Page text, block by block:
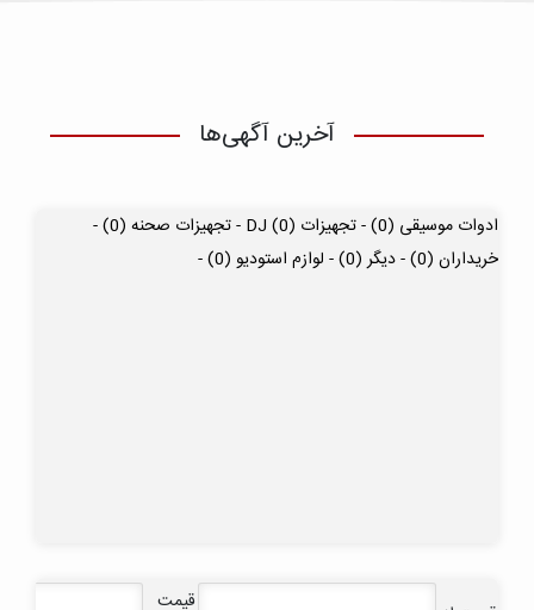
آخرین آگهی‌ها
ادوات موسیقی (0) - تجهیزات DJ (0) -
تجهیزات صحنه (0) -
خریداران (0) -
دیگر (0) - لوازم استودیو (0) -
قیمت